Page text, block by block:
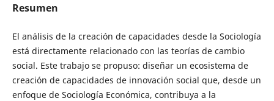
Resumen
El análisis de la creación de capacidades desde la Sociología
está directamente relacionado con las teorías de cambio
social. Este trabajo se propuso: diseñar un ecosistema de
creación de capacidades de innovación social que, desde un
enfoque de Sociología Económica, contribuya a la